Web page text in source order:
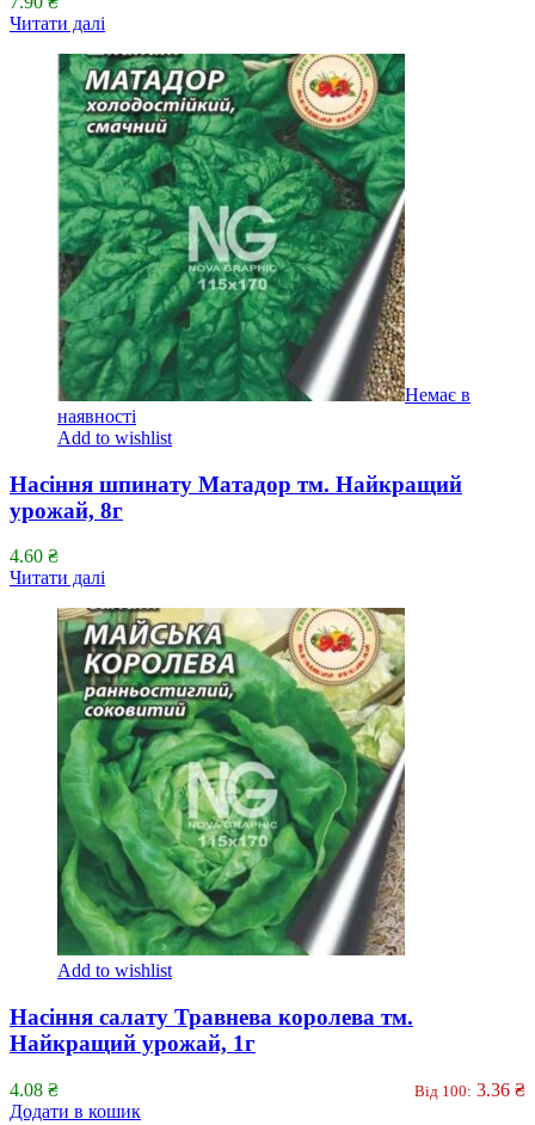
Читати далі
Немає в
наявності
Add to wishlist
Насіння шпинату Матадор тм. Найкращий
урожай, 8г
4.60 ₴
Читати далі
Add to wishlist
Насіння салату Травнева королева тм.
Найкращий урожай, 1г
4.08 ₴ Від 100: 3.36 ₴
Додати в кошик